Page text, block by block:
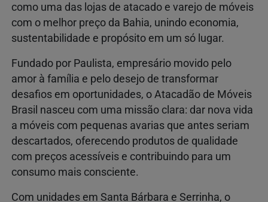
como uma das lojas de atacado e varejo de móveis
com o melhor preço da Bahia, unindo economia,
sustentabilidade e propósito em um só lugar.
Fundado por Paulista, empresário movido pelo
amor à família e pelo desejo de transformar
desafios em oportunidades, o Atacadão de Móveis
Brasil nasceu com uma missão clara: dar nova vida
a móveis com pequenas avarias que antes seriam
descartados, oferecendo produtos de qualidade
com preços acessíveis e contribuindo para um
consumo mais consciente.
Com unidades em Santa Bárbara e Serrinha, o